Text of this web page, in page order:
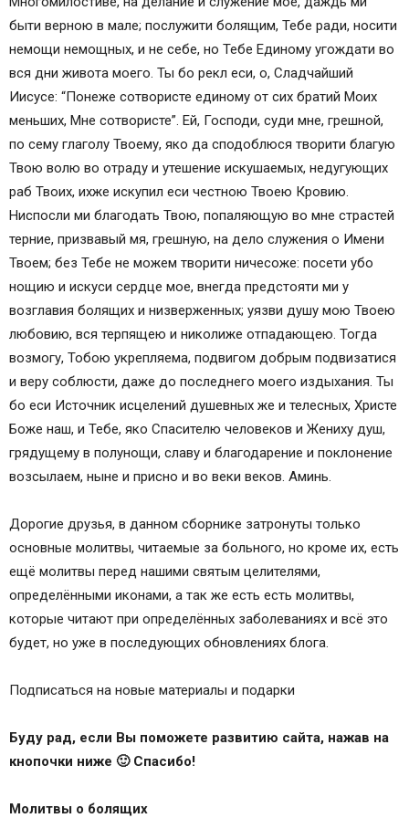
быти верною в мале; послужити болящим, Тебе ради, носити
немощи немощных, и не себе, но Тебе Единому угождати во
вся дни живота моего. Ты бо рекл еси, о, Сладчайший
Иисусе: “Понеже сотвористе единому от сих братий Моих
меньших, Мне сотвористе”. Ей, Господи, суди мне, грешной,
по сему глаголу Твоему, яко да сподоблюся творити благую
Твою волю во отраду и утешение искушаемых, недугующих
раб Твоих, ихже искупил еси честною Твоею Кровию.
Ниспосли ми благодать Твою, попаляющую во мне страстей
терние, призвавый мя, грешную, на дело служения о Имени
Твоем; без Тебе не можем творити ничесоже: посети убо
нощию и искуси сердце мое, внегда предстояти ми у
возглавия болящих и низверженных; уязви душу мою Твоею
любовию, вся терпящею и николиже отпадающею. Тогда
возмогу, Тобою укрепляема, подвигом добрым подвизатися
и веру соблюсти, даже до последнего моего издыхания. Ты
бо еси Источник исцелений душевных же и телесных, Христе
Боже наш, и Тебе, яко Спасителю человеков и Жениху душ,
грядущему в полунощи, славу и благодарение и поклонение
возсылаем, ныне и присно и во веки веков. Аминь.
Дорогие друзья, в данном сборнике затронуты только
основные молитвы, читаемые за больного, но кроме их, есть
ещё молитвы перед нашими святым целителями,
определёнными иконами, а так же есть есть молитвы,
которые читают при определённых заболеваниях и всё это
будет, но уже в последующих обновлениях блога.
Подписаться на новые материалы и подарки
Буду рад, если Вы поможете развитию сайта, нажав на
кнопочки ниже 🙂 Спасибо!
Молитвы о болящих